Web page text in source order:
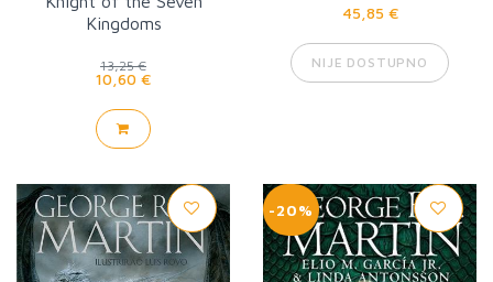
Kingdoms
13,25 €
10,60 €
45,85 €
NIJE DOSTUPNO
-20%